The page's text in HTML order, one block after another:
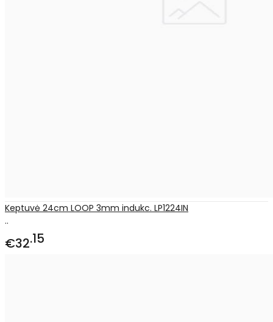
Keptuvė 24cm LOOP 3mm indukc. LP1224IN
..
€32 15